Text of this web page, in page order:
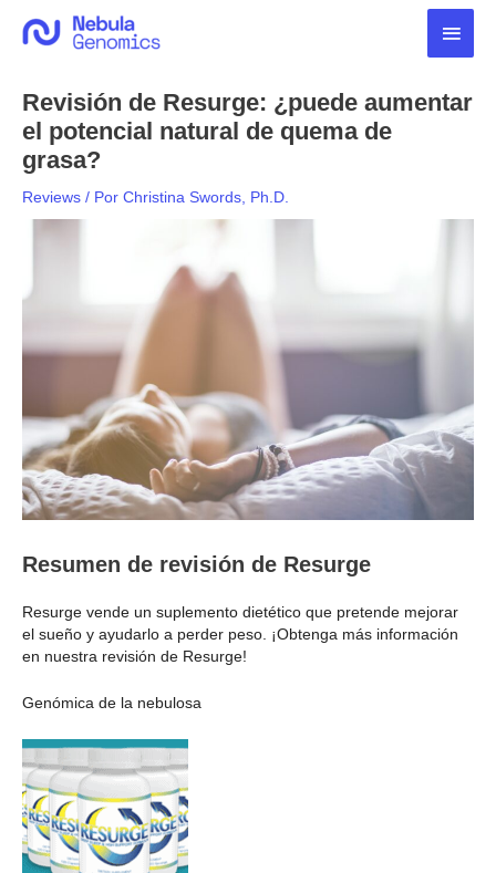
Revisión de Resurge: ¿puede aumentar
el potencial natural de quema de
grasa?
Reviews / Por Christina Swords, Ph.D.
Resumen de revisión de Resurge
Resurge vende un suplemento dietético que pretende mejorar
el sueño y ayudarlo a perder peso. ¡Obtenga más información
en nuestra revisión de Resurge!
Genómica de la nebulosa